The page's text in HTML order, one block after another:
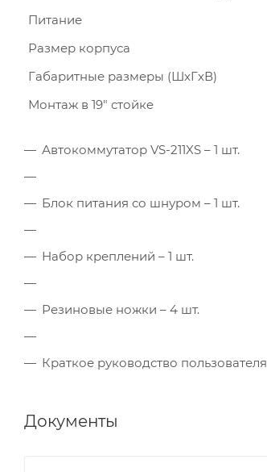
Питание
Размер корпуса
Габаритные размеры (ШxГxВ)
Монтаж в 19″ стойкe
Автокоммутатор VS-211XS – 1 шт.
Блок питания со шнуром – 1 шт.
Набор креплений – 1 шт.
Резиновые ножки – 4 шт.
Краткое руководство пользователя
Документы